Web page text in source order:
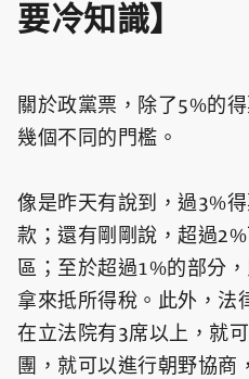
要冷知識】
關於政黨票，除了5%的
幾個不同的門檻。
像是昨天有說到，過3%
款；還有剛剛說，超過
區；至於超過1%的部分
拿來抵所得稅。此外，法
在立法院有3席以上，就
團，就可以進行朝野協商